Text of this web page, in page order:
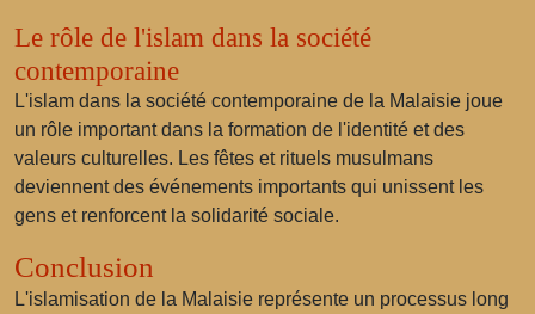
Le rôle de l'islam dans la société
contemporaine
L'islam dans la société contemporaine de la Malaisie joue
un rôle important dans la formation de l'identité et des
valeurs culturelles. Les fêtes et rituels musulmans
deviennent des événements importants qui unissent les
gens et renforcent la solidarité sociale.
Conclusion
L'islamisation de la Malaisie représente un processus long